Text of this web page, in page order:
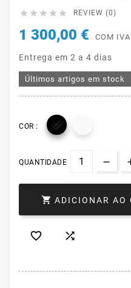
     REVIEW (0)
1 300,00 € COM IVA
Entrega em 2 a 4 dias
Últimos artigos em stock
COR : 
QUANTIDADE
 ADICIONAR AO
 